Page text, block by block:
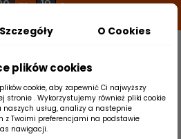
m 19 s
Szukaj
produktu
Salon / Taras Paradyż
Szczegóły O Cookies
plików cookies
cookie, aby zapewnić Ci najwyższy
stronie . Wykorzystujemy również pliki cookie
usług, analizy a nastepnie
z Twoimi preferencjami na podstawie
nawigacji.